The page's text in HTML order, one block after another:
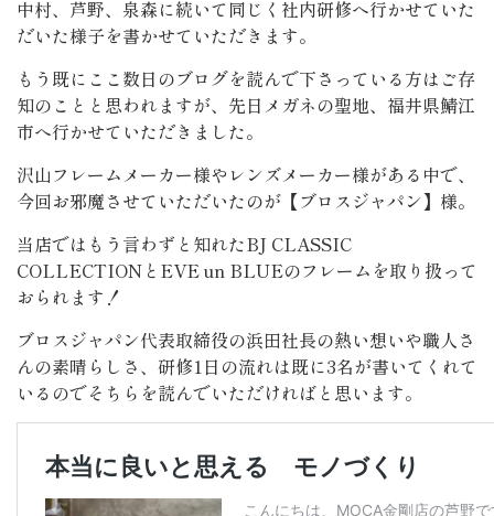
中村、芦野、泉森に続いて同じく社内研修へ行かせていた
だいた様子を書かせていただきます。
もう既にここ数日のブログを読んで下さっている方はご存
知のことと思われますが、先日メガネの聖地、福井県鯖江
市へ行かせていただきました。
沢山フレームメーカー様やレンズメーカー様がある中で、
今回お邪魔させていただいたのが【ブロスジャパン】様。
当店ではもう言わずと知れたBJ CLASSIC
COLLECTIONとEVE un BLUEのフレームを取り扱って
おられます！
ブロスジャパン代表取締役の浜田社長の熱い想いや職人さ
んの素晴らしさ、研修1日の流れは既に3名が書いてくれて
いるのでそちらを読んでいただければと思います。